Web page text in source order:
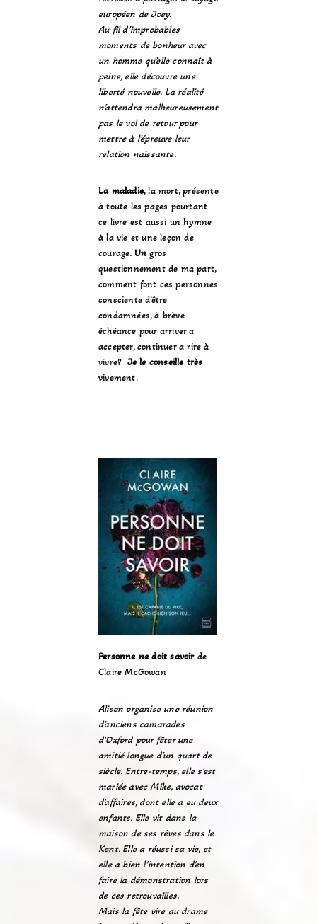
européen de Joey.
Au fil d’improbables
moments de bonheur avec
un homme qu’elle connaît à
peine, elle découvre une
liberté nouvelle. La réalité
n’attendra malheureusement
pas le vol de retour pour
mettre à l’épreuve leur
relation naissante.
La maladie, la mort, présente
à toute les pages pourtant
ce livre est aussi un hymne
à la vie et une leçon de
courage. Un gros
questionnement de ma part,
comment font ces personnes
consciente d’être
condamnées, à brève
échéance pour arriver a
accepter, continuer a rire à
vivre? Je le conseille très
vivement.
Personne ne doit savoirde
Claire McGowan
Alison organise une réunion
d’anciens camarades
d’Oxford pour fêter une
amitié longue d’un quart de
siècle. Entre-temps, elle s’est
mariée avec Mike, avocat
d’affaires, dont elle a eu deux
enfants. Elle vit dans la
maison de ses rêves dans le
Kent. Elle a réussi sa vie, et
elle a bien l’intention d’en
faire la démonstration lors
de ces retrouvailles.
Mais la fête vire au drame